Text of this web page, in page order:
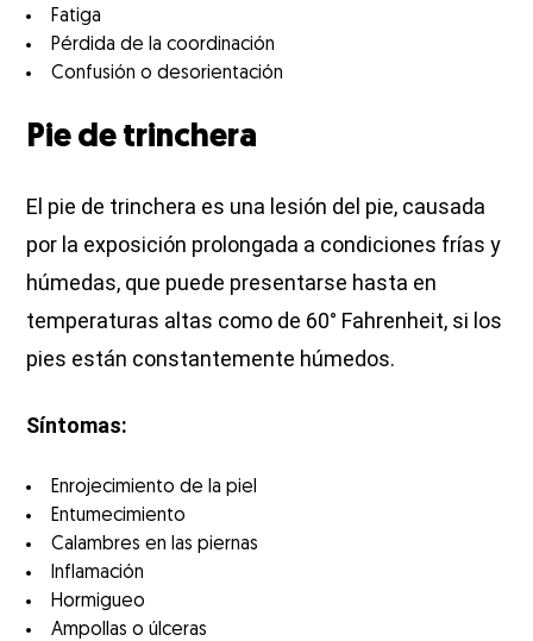
Fatiga
Pérdida de la coordinación
Confusión o desorientación
Pie de trinchera
El pie de trinchera es una lesión del pie, causada
por la exposición prolongada a condiciones frías y
húmedas, que puede presentarse hasta en
temperaturas altas como de 60° Fahrenheit, si los
pies están constantemente húmedos.
Síntomas:
Enrojecimiento de la piel
Entumecimiento
Calambres en las piernas
Inflamación
Hormigueo
Ampollas o úlceras